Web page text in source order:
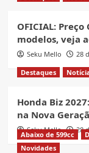
OFICIAL:
modelos, veja
Seku Mello
28
Destaques
Honda Biz
na Nova
Seku Mello 28
Abaixo de 599cc
Novidades